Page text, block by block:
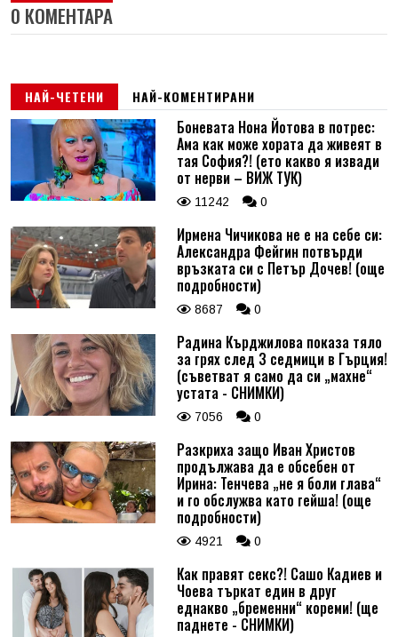
0 КОМЕНТАРА
НАЙ-ЧЕТЕНИ НАЙ-КОМЕНТИРАНИ
Боневата Нона Йотова в потрес:
Ама как може хората да живеят в
тая София?! (ето какво я извади
от нерви – ВИЖ ТУК)
11242 0
Ирмена Чичикова не е на себе си:
Александра Фейгин потвърди
връзката си с Петър Дочев! (още
подробности)
8687 0
Радина Кърджилова показа тяло
за грях след 3 седмици в Гърция!
(съветват я само да си „махне“
устата - СНИМКИ)
7056 0
Разкриха защо Иван Христов
продължава да е обсебен от
Ирина: Тенчева „не я боли глава“
и го обслужва като гейша! (още
подробности)
4921 0
Как правят секс?! Сашо Кадиев и
Чоева търкат един в друг
еднакво „бременни“ кореми! (ще
паднете - СНИМКИ)